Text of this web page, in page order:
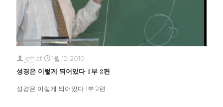
jeff at 1월 12, 2010
성경은 이렇게 되어있다 1부 2편
성경은 이렇게 되어있다 1부 2편